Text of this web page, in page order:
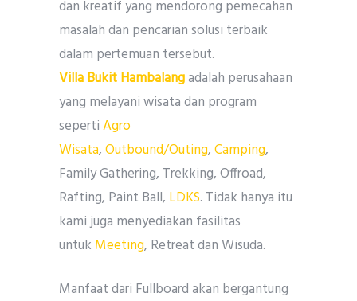
dan kreatif yang mendorong pemecahan
masalah dan pencarian solusi terbaik
dalam pertemuan tersebut.
Villa Bukit Hambalangadalah perusahaan
yang melayani wisata dan program
sepertiAgro
Wisata,Outbound/Outing,Camping,
Family Gathering, Trekking, Offroad,
Rafting, Paint Ball, LDKS. Tidak hanya itu
kami juga menyediakan fasilitas
untuk Meeting, Retreat dan Wisuda.
Manfaat dari Fullboard akan bergantung